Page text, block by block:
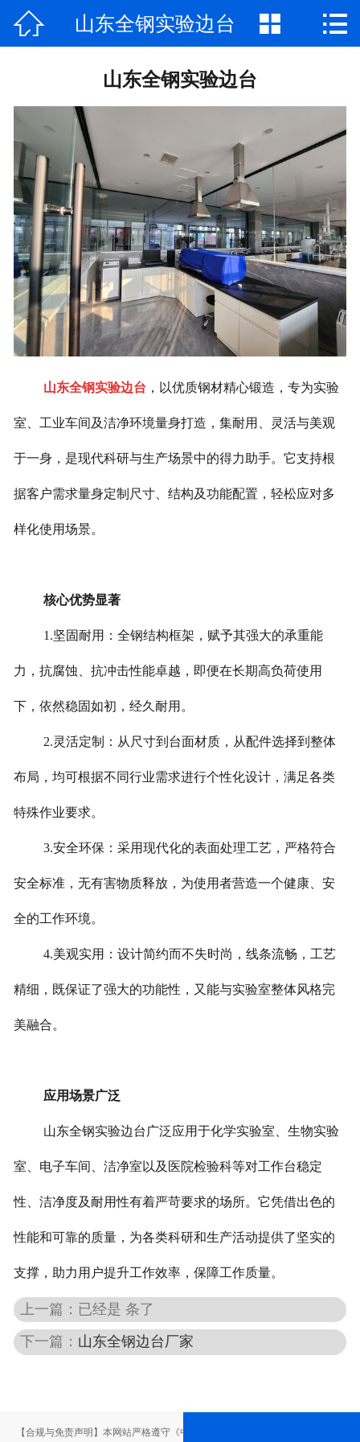
 网站首页
新闻资讯
视频专区
厂房场景
工程案例
联系我们
 山东全钢实验边台  
山东全钢实验边台
山东全钢实验边台 ，以优质钢材精心锻造，专为实验
室、工业车间及洁净环境量身打造，集耐用、灵活与美观
于一身，是现代科研与生产场景中的得力助手。它支持根
据客户需求量身定制尺寸、结构及功能配置，轻松应对多
样化使用场景。
核心优势显著
1.坚固耐用：全钢结构框架，赋予其强大的承重能
力，抗腐蚀、抗冲击性能卓越，即便在长期高负荷使用
下，依然稳固如初，经久耐用。
2.灵活定制：从尺寸到台面材质，从配件选择到整体
布局，均可根据不同行业需求进行个性化设计，满足各类
特殊作业要求。
3.安全环保：采用现代化的表面处理工艺，严格符合
安全标准，无有害物质释放，为使用者营造一个健康、安
全的工作环境。
4.美观实用：设计简约而不失时尚，线条流畅，工艺
精细，既保证了强大的功能性，又能与实验室整体风格完
美融合。
应用场景广泛
山东全钢实验边台广泛应用于化学实验室、生物实验
室、电子车间、洁净室以及医院检验科等对工作台稳定
性、洁净度及耐用性有着严苛要求的场所。它凭借出色的
性能和可靠的质量，为各类科研和生产活动提供了坚实的
支撑，助力用户提升工作效率，保障工作质量。
上一篇：已经是 条了
下一篇： 山东全钢边台厂家
【合规与免责声明】本网站严格遵守《中华人民共和国广告法》，尽力规范用